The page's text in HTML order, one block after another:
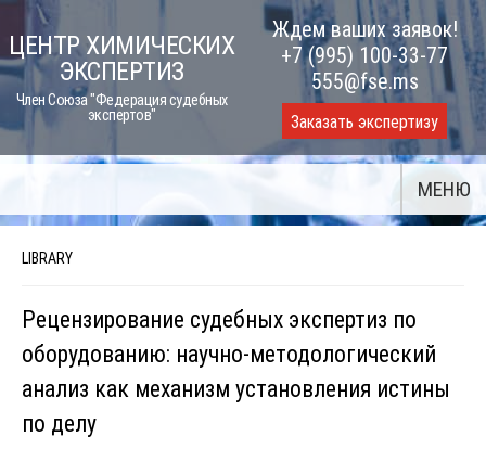
Skip
to
content
ЦЕНТР ХИМИЧЕСКИХ
ЭКСПЕРТИЗ
Член Союза "Федерация судебных
экспертов"
Ждем ваших заявок!
+7 (995) 100-33-77
555@fse.ms
Заказать экспертизу
МЕНЮ
LIBRARY
Рецензирование судебных экспертиз по
оборудованию: научно-методологический
анализ как механизм установления истины
по делу